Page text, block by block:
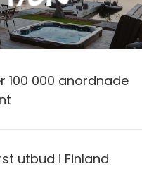
100 000 anordnade
utbud i Finland